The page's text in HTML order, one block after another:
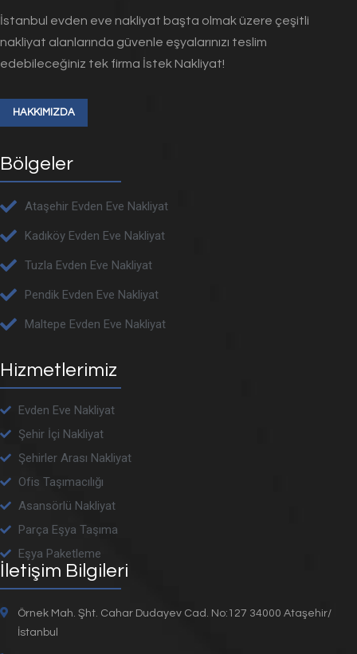
İstanbul evden eve nakliyat başta olmak üzere çeşitli
nakliyat alanlarında güvenle eşyalarınızı teslim
edebileceğiniz tek firma İstek Nakliyat!
HAKKIMIZDA
Bölgeler
Ataşehir Evden Eve Nakliyat
Kadıköy Evden Eve Nakliyat
Tuzla Evden Eve Nakliyat
Pendik Evden Eve Nakliyat
Maltepe Evden Eve Nakliyat
Hizmetlerimiz
Evden Eve Nakliyat
Şehir İçi Nakliyat
Şehirler Arası Nakliyat
Ofis Taşımacılığı
Asansörlü Nakliyat
Parça Eşya Taşıma
Eşya Paketleme
İletişim Bilgileri
Örnek Mah. Şht. Cahar Dudayev Cad. No:127 34000 Ataşehir/
İstanbul